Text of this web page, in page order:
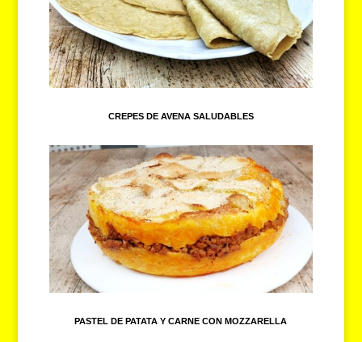
CREPES DE AVENA SALUDABLES
PASTEL DE PATATA Y CARNE CON MOZZARELLA